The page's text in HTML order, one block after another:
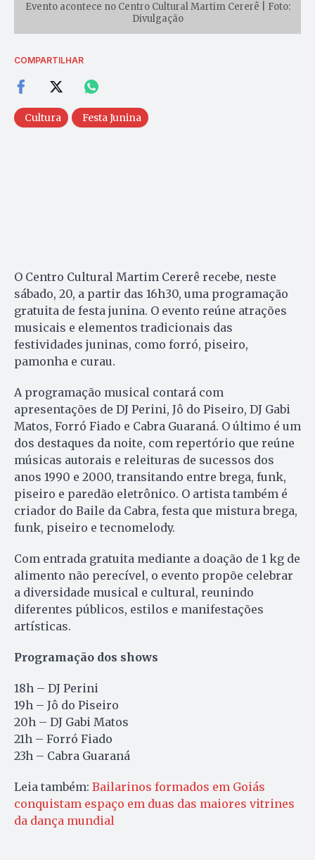
Evento acontece no Centro Cultural Martim Cererê | Foto:
Divulgação
COMPARTILHAR
Cultura Festa Junina
O Centro Cultural Martim Cererê recebe, neste
sábado, 20, a partir das 16h30, uma programação
gratuita de festa junina. O evento reúne atrações
musicais e elementos tradicionais das
festividades juninas, como forró, piseiro,
pamonha e curau.
A programação musical contará com
apresentações de DJ Perini, Jô do Piseiro, DJ Gabi
Matos, Forró Fiado e Cabra Guaraná. O último é um
dos destaques da noite, com repertório que reúne
músicas autorais e releituras de sucessos dos
anos 1990 e 2000, transitando entre brega, funk,
piseiro e paredão eletrônico. O artista também é
criador do Baile da Cabra, festa que mistura brega,
funk, piseiro e tecnomelody.
Com entrada gratuita mediante a doação de 1 kg de
alimento não perecível, o evento propõe celebrar
a diversidade musical e cultural, reunindo
diferentes públicos, estilos e manifestações
artísticas.
Programação dos shows
18h – DJ Perini
19h – Jô do Piseiro
20h – DJ Gabi Matos
21h – Forró Fiado
23h – Cabra Guaraná
Leia também: Bailarinos formados em Goiás
conquistam espaço em duas das maiores vitrines
da dança mundial